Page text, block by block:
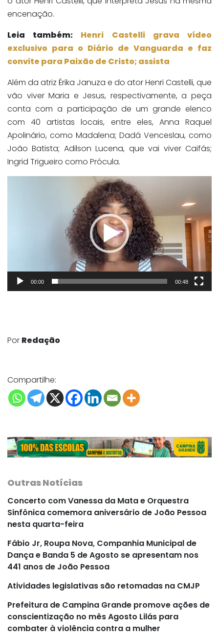
encenação.
Leia também: Henri Castelli grava vídeo
exclusivo para o Diário de Vanguarda e faz
convite para Paixão de Cristo; assista
Além da atriz Érika Januza e do ator Henri Castelli, que
vão viver Maria e Jesus, respectivamente, a peça
conta com a participação de um grande elenco
com 40 artistas locais, entre eles, Anna Raquel
Apolinário, como Madalena; Dadá Venceslau, como
João Batista; Adilson Lucena, que vai viver Caifás;
Ingrid Trigueiro como Prócula.
00:00 00:48
Por Redação
Compartilhe:
Outras Notícias
Concerto com Vanessa da Mata e Orquestra
Sinfônica comemora aniversário de João Pessoa
nesta quarta-feira
Fábio Jr, Roupa Nova, Companhia Municipal de
Dança e Banda 5 de Agosto se apresentam nos
441 anos de João Pessoa
Atividades legislativas são retomadas na CMJP
Prefeitura de Campina Grande promove ações de
conscientização no mês Agosto Lilás para
combater à violência contra a mulher